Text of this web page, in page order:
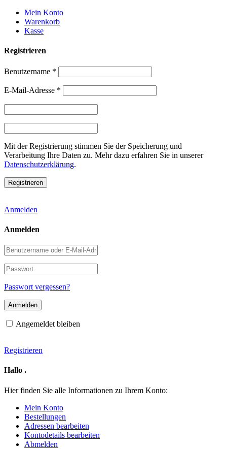
Weiter
zum
Inhalt
Mein Konto
Warenkorb
Kasse
Registrieren
Benutzername *
E-Mail-Adresse *
Mit der Registrierung stimmen Sie der Speicherung und
Verarbeitung Ihre Daten zu. Mehr dazu erfahren Sie in unserer
Datenschutzerklärung.
Anmelden
Anmelden
Benutzername
oder
E-
Mail-
Adresse
Passwort
Passwort vergessen?
Angemeldet bleiben
Registrieren
Hallo .
Hier finden Sie alle Informationen zu Ihrem Konto:
Mein Konto
Bestellungen
Adressen bearbeiten
Kontodetails bearbeiten
Abmelden